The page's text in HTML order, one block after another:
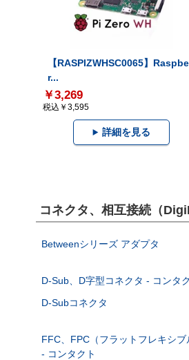
【RASPIZWHSC0065】
r...
￥3,269
税込￥3,595
詳細を見る
コネクタ、相互接続（
Betweenシリーズ アダプタ
D-Sub、D字型コネクタ - コンタ
D-Subコネクタ
FFC、FPC（フラットフレキシブ
- コンタクト